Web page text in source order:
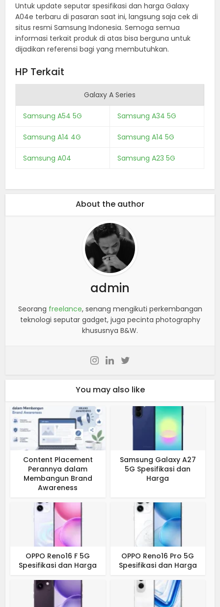
Untuk update seputar spesifikasi dan harga Galaxy
A04e terbaru di pasaran saat ini, langsung saja cek di
situs resmi Samsung Indonesia. Semoga semua
informasi terkait produk di atas bisa berguna untuk
dijadikan referensi bagi yang membutuhkan.
HP Terkait
Galaxy A Series
Samsung A54 5G Samsung A34 5G
Samsung A14 4G Samsung A14 5G
Samsung A04 Samsung A23 5G
About the author
admin
Seorang freelance, senang mengikuti perkembangan
teknologi seputar gadget, juga pecinta photography
khususnya B&W.
You may also like
Content Placement
Perannya dalam
Membangun Brand
Awareness
Samsung Galaxy A27
5G Spesifikasi dan
Harga
OPPO Reno16 F 5G
Spesifikasi dan Harga
OPPO Reno16 Pro 5G
Spesifikasi dan Harga